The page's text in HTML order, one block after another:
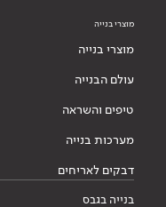
מוצרי בנייה
מוצרי בנייה
עולם הבנייה
טיפים והשראה
מערכות בנייה
דבקים לאריחים
בנייה בגבס